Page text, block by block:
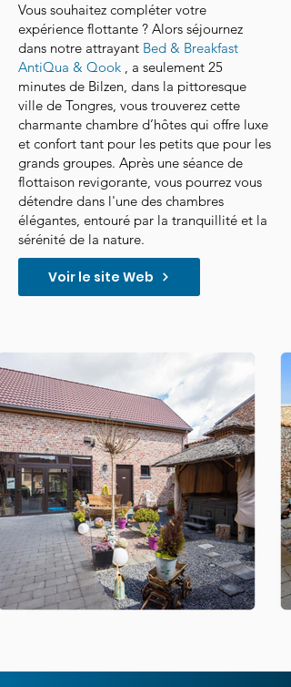
Vous souhaitez compléter votre
expérience flottante ? Alors séjournez
dans notre attrayant Bed & Breakfast
AntiQua & Qook , a seulement 25
minutes de Bilzen, dans la pittoresque
ville de Tongres, vous trouverez cette
charmante chambre d’hôtes qui offre luxe
et confort tant pour les petits que pour les
grands groupes. Après une séance de
flottaison revigorante, vous pourrez vous
détendre dans l'une des chambres
élégantes, entouré par la tranquillité et la
sérénité de la nature.
Voir le site Web